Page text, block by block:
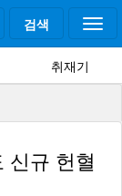
검색
취재기
신규 헌혈